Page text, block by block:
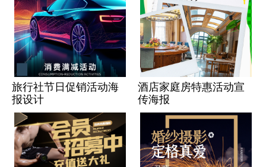
旅行社节日促销活动海
报设计
酒店家庭房特惠活动宣
传海报